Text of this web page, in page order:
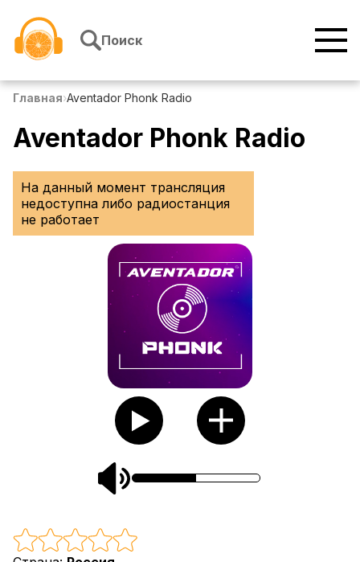
Поиск
Главная›Aventador Phonk Radio
Aventador Phonk Radio
На данный момент трансляция
недоступна либо радиостанция
не работает